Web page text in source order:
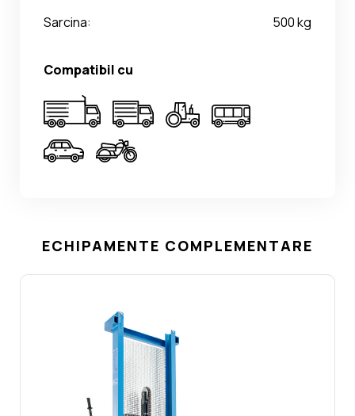
Sarcina:
500 kg
Compatibil cu
ECHIPAMENTE COMPLEMENTARE